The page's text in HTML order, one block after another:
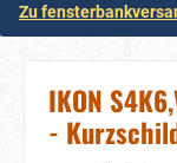
Zu
IKON
-